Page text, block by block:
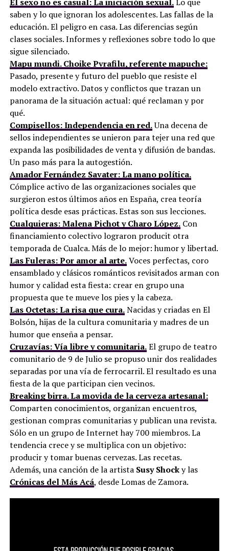
saben y lo que ignoran los adolescentes. Las fallas de la
educación. El peligro en casa. Las diferencias según
clases sociales. Informes y reflexiones sobre todo lo que
sigue silenciado.
Mapu mundi. Choike Pvrafilu, referente mapuche:
Pasado, presente y futuro del pueblo que resiste el
modelo extractivo. Datos y conflictos que trazan un
panorama de la situación actual: qué reclaman y por
qué.
Compisellos: Independencia en red.Una decena de
sellos independientes se unieron para tejer una red que
expanda las posibilidades de venta y difusión de bandas.
Un paso más para la autogestión.
Amador Fernández Savater: La mano política.
Cómplice activo de las organizaciones sociales que
surgieron estos últimos años en España, crea teoría
política desde esas prácticas. Estas son sus lecciones.
Cualquieras: Malena Pichot y Charo López.Con
financiamiento colectivo lograron producit otra
temporada de Cualca. Más de lo mejor: humor y libertad.
Las Fuleras: Por amor al arte.Voces perfectas, coro
ensamblado y clásicos románticos revisitados arman con
humor y calidad esta fiesta: crear en grupo una
propuesta que te mueve los pies y la cabeza.
Las Octetas: La risa que cura.Nacidas y criadas en El
Bolsón, hijas de la cultura comunitaria y madres de un
humor que enseña a pensar.
Cruzavías: Vía libre y comunitaria.El grupo de teatro
comunitario de 9 de Julio se propuso unir dos realidades
separadas por una vía de ferrocarril. El resultado es una
fiesta de la que participan cien vecinos.
Breaking birra. La movida de la cerveza artesanal:
Comparten conocimientos, organizan encuentros,
gestionan compras comunitarias y publican una revista.
Sólo en un grupo de Internet hay 700 miembros. La
tendencia crece y se multiplica con un objetivo:
producir y tomar buenas cervezas. Las recetas.
Además, una canción de la artista Susy Shocky las
Crónicas del Más Acá, desde Lomas de Zamora.